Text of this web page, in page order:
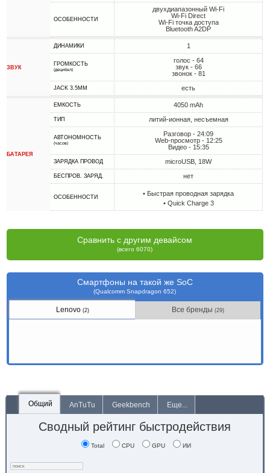
ОСОБЕННОСТИ
двухдиапазонный Wi-Fi
Wi-Fi Direct
Wi-Fi точка доступа
Bluetooth A2DP
ЗВУК
ДИНАМИКИ 1
ГРОМКОСТЬ
(децибел)
голос - 64
звук - 66
звонок - 81
JACK 3.5MM есть
БАТАРЕЯ
ЕМКОСТЬ 4050 mAh
ТИП литий-ионная, несъемная
АВТОНОМНОСТЬ
(часов)
Разговор - 24:09
Web-просмотр - 12:25
Видео - 15:35
ЗАРЯДКА ПРОВОД microUSB, 18W
БЕСПРОВ. ЗАРЯД. нет
ОСОБЕННОСТИ
• Быстрая проводная зарядка
• Quick Charge 3
Сравнить с другим девайсом
(всего 6070)
Смартфоны на такой же SoC
(Qualcomm Snapdragon 652)
Lenovo (2) Все бренды(29)
Общий AnTuTu Geekbench Еще...
Сводный рейтинг быстродействия
Total CPU GPU ИИ